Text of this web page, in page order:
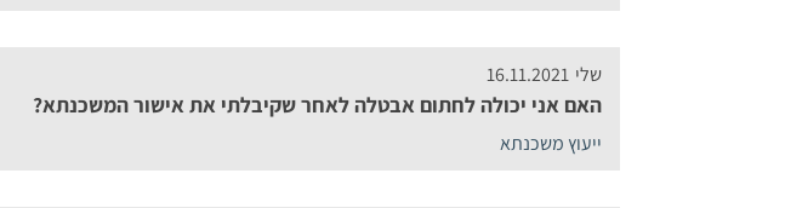
שלי 16.11.2021
האם אני יכולה לחתום אבטלה לאחר שקיבלתי את אישור המשכנתא?
ייעוץ משכנתא